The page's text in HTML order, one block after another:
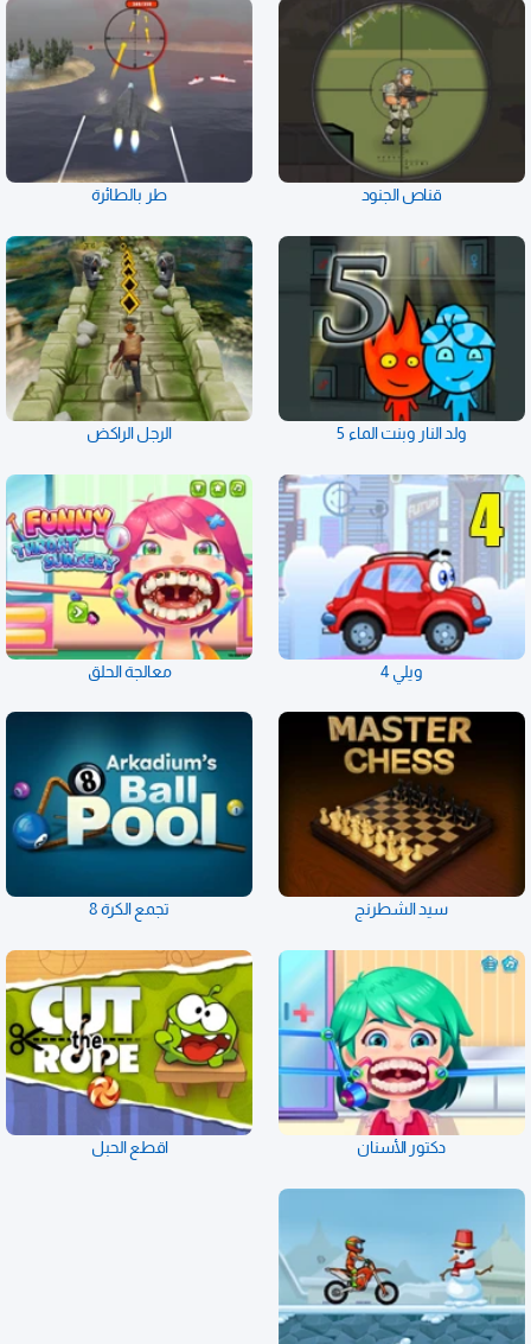
قناص الجنود طر بالطائرة
ولد النار وبنت الماء 5 الرجل الراكض
ويلي 4 معالجة الحلق
سيد الشطرنج تجمع الكرة 8
دكتور الأسنان اقطع الحبل